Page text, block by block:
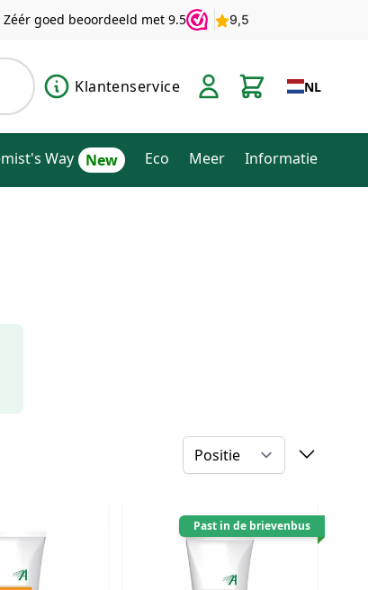
Zéér goed beoordeeld met 9.5
Klantenservice
NL
Way Eco Meer Informatie
Past in de brievenbus